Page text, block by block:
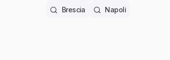
Brescia
Napoli